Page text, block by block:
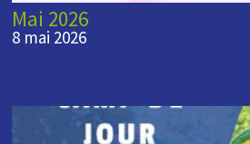
Mai 2026
8 mai 2026